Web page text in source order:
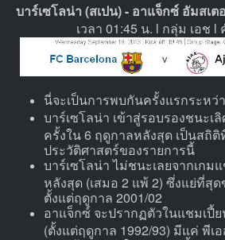
บาร์เซโลน่า (สเปน) - อาแจ็กซ์ อัมสเ
เวลา 01:45 น. l กลุ่ม เอช l
นี่จะเป็นการพบกันครั้งแรกระหว่
บาร์เซโลน่า เข้าสู่รอบรองชนะเ
ครั้งใน 6 ฤดูกาลหลังสุด เป็นสถิ
ประวัติศาสตร์ของรายการนี้
บาร์เซโลน่า ไม่ชนะเลยจากเกม
หลังสุด (เสมอ 2 แพ้ 2) ซึ่งแย่ที่สุ
ตั้งแต่ฤดูกาล 2001/02
อาแจ็กซ์ จะปรากฏตัวในแชมเปี้
(ตั้งแต่ฤดูกาล 1992/93) มีแค่ พีเ